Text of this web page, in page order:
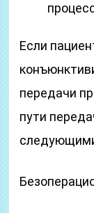
Если
передачи
пути